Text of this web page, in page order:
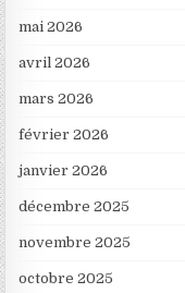
mai 2026
avril 2026
mars 2026
février 2026
janvier 2026
décembre 2025
novembre 2025
octobre 2025